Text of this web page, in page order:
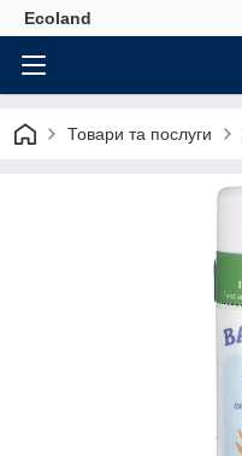
Ecoland
Товари та послуги